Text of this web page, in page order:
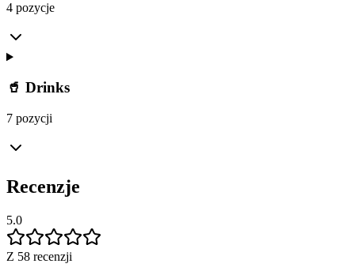
4 pozycje
🥤 Drinks
7 pozycji
Recenzje
5.0
Z 58 recenzji